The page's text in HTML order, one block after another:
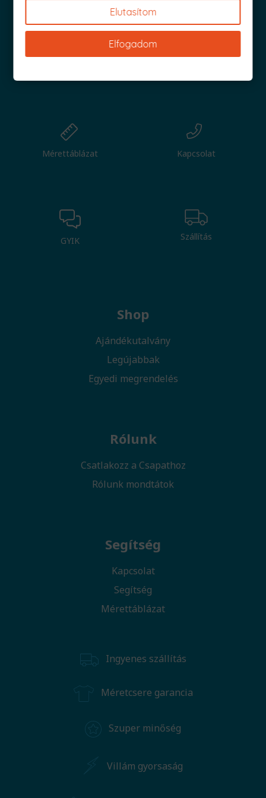
Mérettáblázat Kapcsolat
GYIK Szállítás
Shop
Ajándékutalvány
Legújabbak
Egyedi megrendelés
Rólunk
Csatlakozz a Csapathoz
Rólunk mondtátok
Segítség
Kapcsolat
Segítség
Mérettáblázat
Ingyenes szállítás
Méretcsere garancia
Szuper minőség
Villám gyorsaság
Elutasítom
Elfogadom